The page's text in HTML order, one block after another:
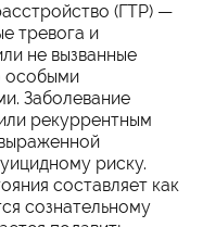
(ГТР) —
тревога и
не вызванные
особыми
Заболевание
рекуррентным
риску.
составляет как
сознательному